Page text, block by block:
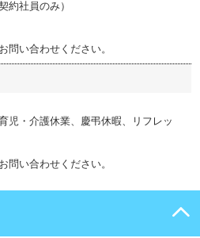
約社員のみ）
い合わせください。
児・介護休業、慶弔休暇、リフレッ
い合わせください。